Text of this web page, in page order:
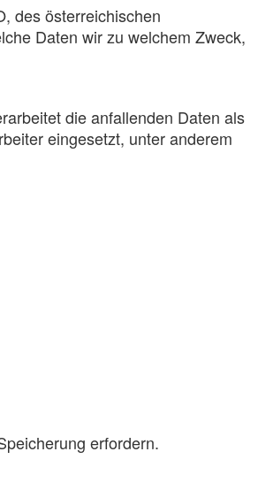
des österreichischen
Daten wir zu welchem Zweck,
die anfallenden Daten als
eingesetzt, unter anderem
erfordern.